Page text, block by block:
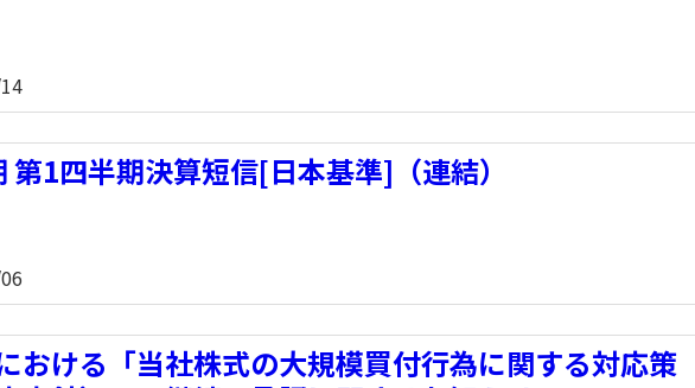
1四半期決算短信[日本基準]（連結）
おける「当社株式の大規模買付行為に関する対応策